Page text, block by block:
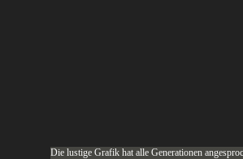
Die lustige Grafik hat alle Generationen